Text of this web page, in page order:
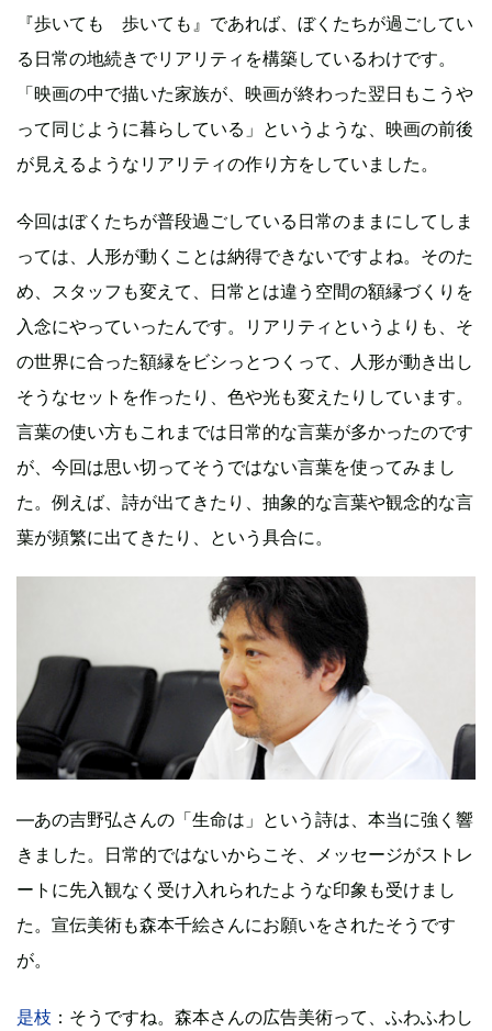
『歩いても 歩いても』であれば、ぼくたちが過ごしてい
る日常の地続きでリアリティを構築しているわけです。
「映画の中で描いた家族が、映画が終わった翌日もこうや
って同じように暮らしている」というような、映画の前後
が見えるようなリアリティの作り方をしていました。
今回はぼくたちが普段過ごしている日常のままにしてしま
っては、人形が動くことは納得できないですよね。そのた
め、スタッフも変えて、日常とは違う空間の額縁づくりを
入念にやっていったんです。リアリティというよりも、そ
の世界に合った額縁をビシっとつくって、人形が動き出し
そうなセットを作ったり、色や光も変えたりしています。
言葉の使い方もこれまでは日常的な言葉が多かったのです
が、今回は思い切ってそうではない言葉を使ってみまし
た。例えば、詩が出てきたり、抽象的な言葉や観念的な言
葉が頻繁に出てきたり、という具合に。
―あの吉野弘さんの「生命は」という詩は、本当に強く響
きました。日常的ではないからこそ、メッセージがストレ
ートに先入観なく受け入れられたような印象も受けまし
た。宣伝美術も森本千絵さんにお願いをされたそうです
が。
是枝 ：そうですね。森本さんの広告美術って、ふわふわし